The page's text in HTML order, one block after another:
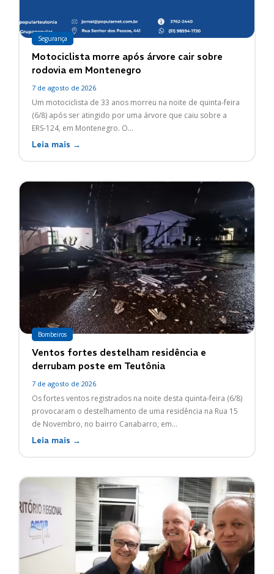
Segurança
Motociclista morre após árvore cair sobre
rodovia em Montenegro
7 de agosto de 2026
Um motociclista de 33 anos morreu na noite de quinta-feira
(6/8) após ser atingido por uma árvore que caiu sobre a
ERS-124, em Montenegro. O...
Leia mais →
Bombeiros
Ventos fortes destelham residência e
derrubam poste em Teutônia
7 de agosto de 2026
Os fortes ventos registrados na noite desta quinta-feira (6/8)
provocaram o destelhamento de uma residência na Rua 15
de Novembro, no bairro Canabarro, em...
Leia mais →